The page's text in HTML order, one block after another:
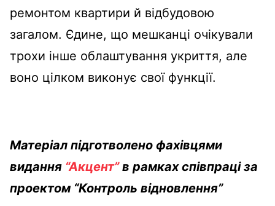
ремонтом квартири й відбудовою
загалом. Єдине, що мешканці очікували
трохи інше облаштування укриття, але
воно цілком виконує свої функції.
Матеріал підготволено фахівцями
видання “Акцент”в рамках співпраці за
проектом “Контроль відновлення”